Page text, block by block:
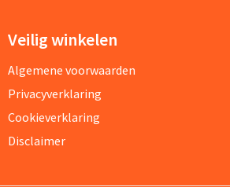
Veilig winkelen
Algemene voorwaarden
Privacyverklaring
Cookieverklaring
Disclaimer